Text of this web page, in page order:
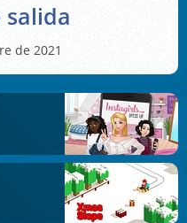
salida
de 2021